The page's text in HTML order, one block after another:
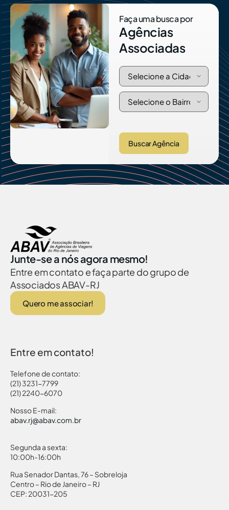
Faça uma busca por
Agências
Associadas
Buscar Agência
Junte-se a nós agora mesmo!
Entre em contato e faça parte do grupo de
Associados ABAV-RJ
Quero me associar!
Entre em contato!
Telefone de contato:
(21) 3231-7799
(21) 2240-6070
Nosso E-mail:
abav.rj@abav.com.br
Segunda a sexta:
10:00h-16:00h
Rua Senador Dantas, 76 – Sobreloja
Centro – Rio de Janeiro – RJ
CEP: 20031-205